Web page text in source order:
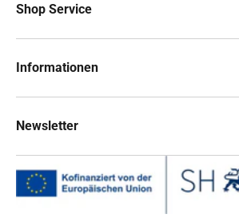
Shop Service
Informationen
Newsletter